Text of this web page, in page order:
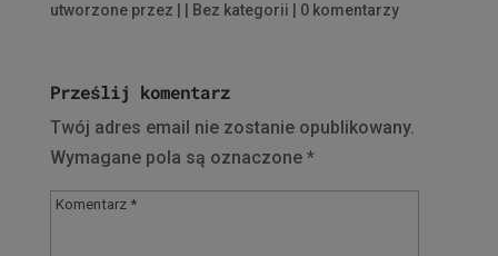
utworzone przez | Bez kategorii | 0 komentarzy
Prześlij komentarz
Twój adres email nie zostanie opublikowany.
Wymagane pola są oznaczone *